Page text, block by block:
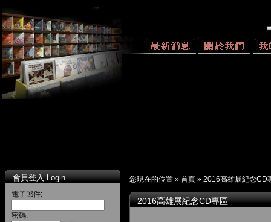
會員登入 Login
電子郵件:
密碼:
您現在的位置 » 首頁 » 2016高雄展紀念CD
2016高雄展紀念CD專區